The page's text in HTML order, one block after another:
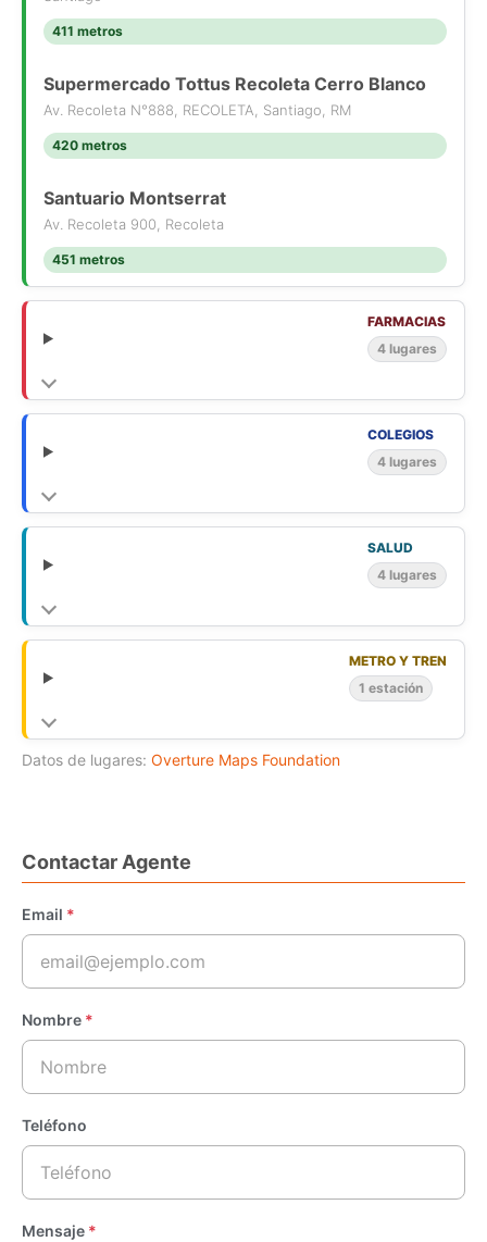
411 metros
Supermercado Tottus Recoleta Cerro Blanco
Av. Recoleta N°888, RECOLETA, Santiago, RM
420 metros
Santuario Montserrat
Av. Recoleta 900, Recoleta
451 metros
FARMACIAS
4 lugares
COLEGIOS
4 lugares
SALUD
4 lugares
METRO Y TREN
1 estación
Datos de lugares: Overture Maps Foundation
Contactar Agente
Email *
Nombre *
Teléfono
Mensaje *